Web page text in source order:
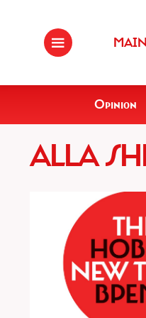
Opinion
ALLA